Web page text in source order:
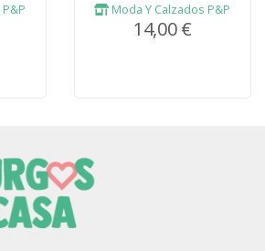
Moda Y Calzados P&P
14,00 €